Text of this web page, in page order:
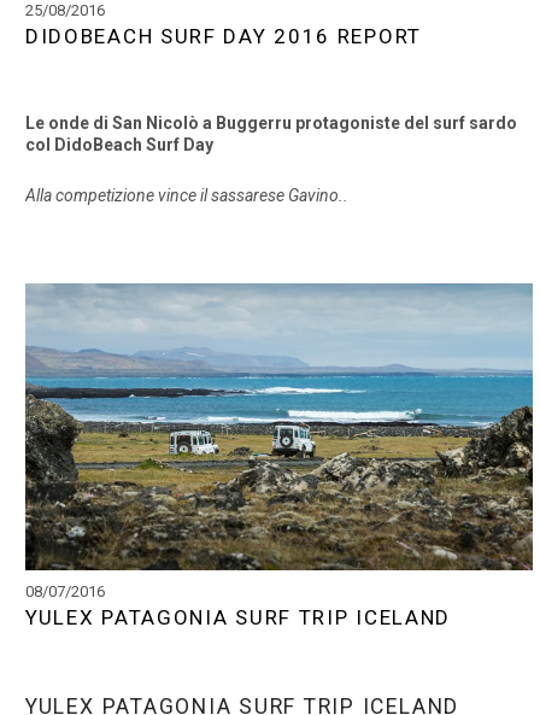
25/08/2016
DIDOBEACH SURF DAY 2016 REPORT
Le onde di San Nicolò a Buggerru protagoniste del surf sardo
col DidoBeach Surf Day
Alla competizione vince il sassarese Gavino..
08/07/2016
YULEX PATAGONIA SURF TRIP ICELAND
YULEX PATAGONIA SURF TRIP ICELAND